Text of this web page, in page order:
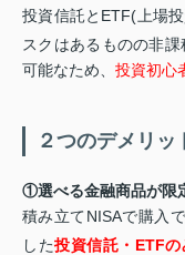
投資信託とETF(上場
スクはあるものの非
可能なため、 投資初心
２つのデメリッ
①選べる金融商品が限
積み立てNISAで購入
した投資信託・ETFの